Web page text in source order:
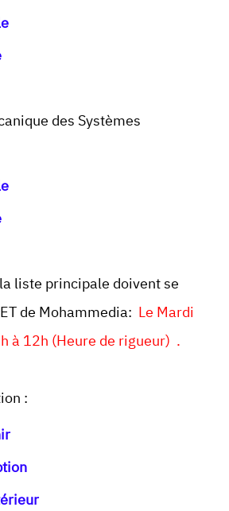
des Systèmes
liste principale doivent se
de Mohammedia: Le Mardi
à 12h (Heure de rigueur) .
: